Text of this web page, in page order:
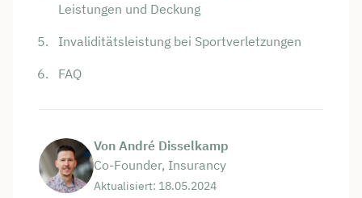
Leistungen und Deckung
Invaliditätsleistung bei Sportverletzungen
FAQ
Von André Disselkamp
Co-Founder, Insurancy
Aktualisiert: 18.05.2024